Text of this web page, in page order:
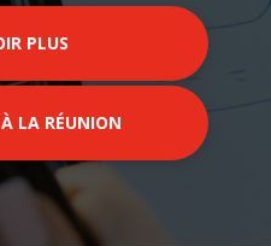
PLUS
LA RÉUNION